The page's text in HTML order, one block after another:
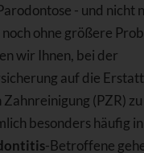
- und nicht
noch ohne größere
wir Ihnen, bei der
auf die
(PZR)
besonders häufig
-Betroffene